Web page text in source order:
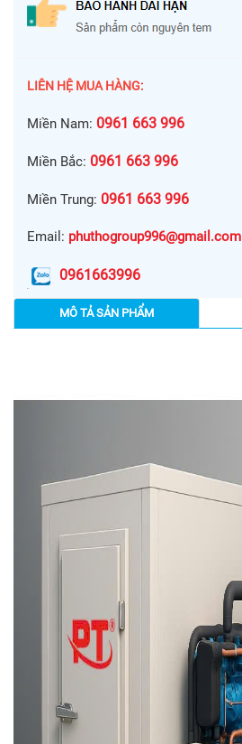
LIÊN HỆ MUA HÀNG:
Miền Nam: 0961 663 996
Miền Bắc: 0961 663 996
Miền Trung: 0961 663 996
Email: phuthogroup996@gmail.com
0961663996
MÔ TẢ SẢN PHẨM